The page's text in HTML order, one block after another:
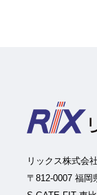
リックス株式会
〒812-0007 福岡